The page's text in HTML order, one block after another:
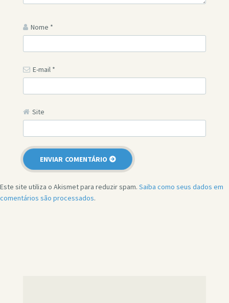
Nome *
E-mail *
Site
Este site utiliza o Akismet para reduzir spam. Saiba como seus dados em
comentários são processados.